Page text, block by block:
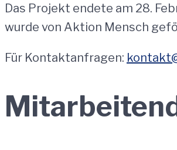
Das Projekt endete am 28.
wurde von Aktion Mensch
Für Kontaktanfragen: